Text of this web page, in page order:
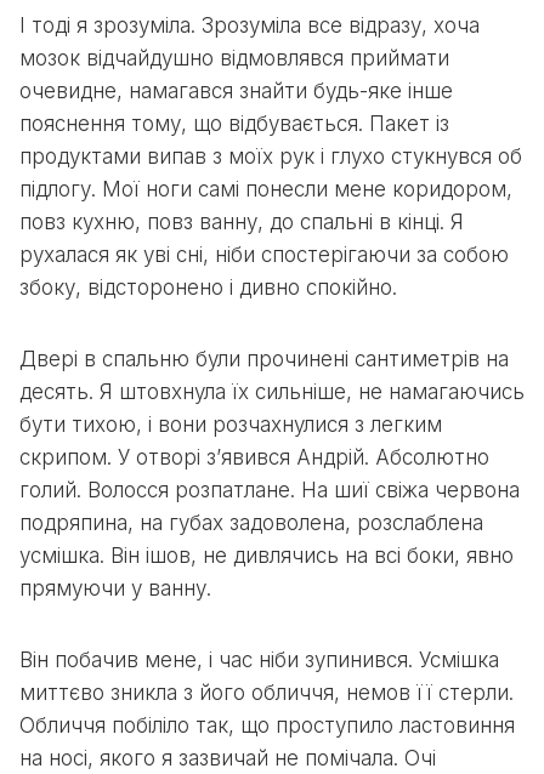
І тоді я зрозуміла. Зрозуміла все відразу, хоча
мозок відчайдушно відмовлявся приймати
очевидне, намагався знайти будь-яке інше
пояснення тому, що відбувається. Пакет із
продуктами випав з моїх рук і глухо стукнувся об
підлогу. Мої ноги самі понесли мене коридором,
повз кухню, повз ванну, до спальні в кінці. Я
рухалася як уві сні, ніби спостерігаючи за собою
збоку, відсторонено і дивно спокійно.
Двері в спальню були прочинені сантиметрів на
десять. Я штовхнула їх сильніше, не намагаючись
бути тихою, і вони розчахнулися з легким
скрипом. У отворі з’явився Андрій. Абсолютно
голий. Волосся розпатлане. На шиї свіжа червона
подряпина, на губах задоволена, розслаблена
усмішка. Він ішов, не дивлячись на всі боки, явно
прямуючи у ванну.
Він побачив мене, і час ніби зупинився. Усмішка
миттєво зникла з його обличчя, немов її стерли.
Обличчя побіліло так, що проступило ластовиння
на носі, якого я зазвичай не помічала. Очі